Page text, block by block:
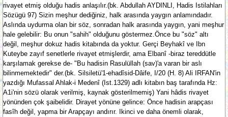
rivayet etmiş olduğu hadis anlaşılır.(bk. Abdullah AYDINLI, Hadis Istilahları
Sözügü 97) Sizin meşhur dediğiniz, halk arasında yaygın anlamındadır.
Aslında uydurma olan bir söz, sonradan halk arasında yaygın, yani meşhur
hale gelebilir: Bu onun "sahih" olduğunu göstermez.Önce bu "söz" altı
değil, meşhur dokuz hadis kitabında da yoktur. Gerçi Beyhakî ve Ibn
Kuteybe zayıf senetlerle rivayet etmişlerdir, ama Elbanî -biraz tereddütle
karşılamak gerekse de- "Bu hadisin Rasulüllah (sav)'a varan bir aslı
bilinmemektedir" der.(bk. Silsiletü'1-ehadîsid-Dâife, I/20 (H. 8) Ali IRFAN'in
yazdığı Mufassal Ahlak-i Medenî (Ist.1329) adlı kitabın baş tarafında Hz:
A1i'nin sözü olarak verilmiş, kaynak gösterilmemiş) Yani hâdis rivayet
yönünden çok şaibelidir. Dirayet yönüne gelince: Önce hadisin arapçası
fasîh değil, yapma bir Arapçayı andırır. Ikinci ve daha önemli olarak,